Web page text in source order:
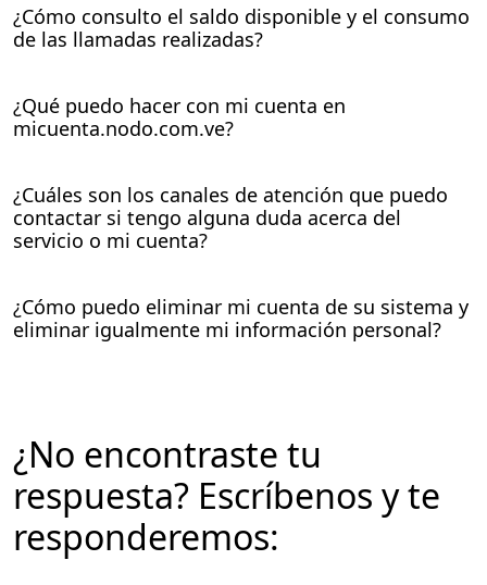
¿Cómo consulto el saldo disponible y el consumo
de las llamadas realizadas?
¿Qué puedo hacer con mi cuenta en
micuenta.nodo.com.ve?
¿Cuáles son los canales de atención que puedo
contactar si tengo alguna duda acerca del
servicio o mi cuenta?
¿Cómo puedo eliminar mi cuenta de su sistema y
eliminar igualmente mi información personal?
¿No encontraste tu
respuesta? Escríbenos y te
responderemos: